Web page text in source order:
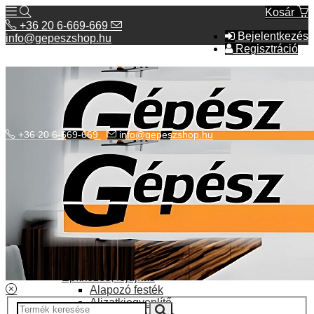
Kosár
Bejelentkezés
Regisztráció
+36 20 6-669-669
info@gepeszshop.hu
Kategóriák menü
Bolhapiac
Elektromos fűtés
Építkezés, fejújítás
Alapozó festék
Aljzatkiegyenlítő
+36 20 6-669-669 info@gepeszshop.hu